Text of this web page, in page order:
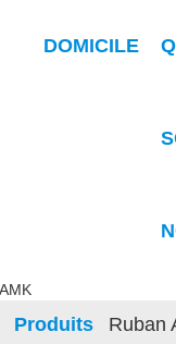
DOMICILE
Produits Ruban